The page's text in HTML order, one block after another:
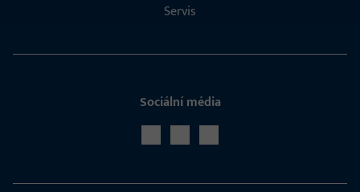
Servis
Sociální média